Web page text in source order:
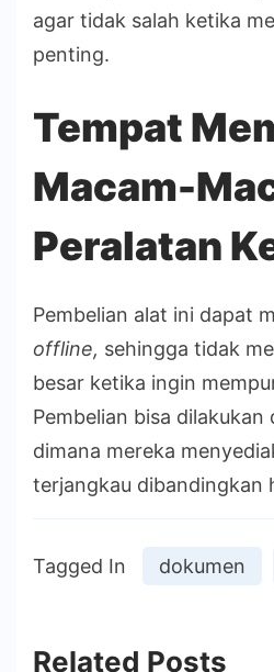
agar tidak salah ketika
penting.
Tempat
Macam-
Peralatan
Pembelian alat ini dapat
offline, sehingga tidak
besar ketika ingin
Pembelian bisa dilakukan
dimana mereka
terjangkau dibandingkan
Tagged In dokumen
Related Posts